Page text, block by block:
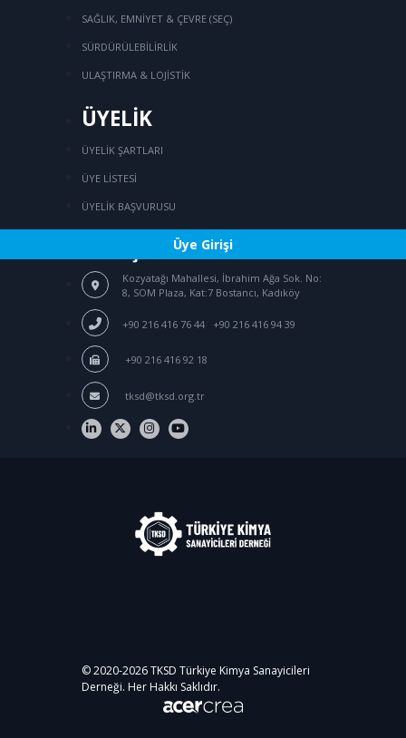
Üye Girişi
SAĞLIK, EMNİYET & ÇEVRE (SEÇ)
SÜRDÜRÜLEBİLİRLİK
ULAŞTIRMA & LOJİSTİK
ÜYELİK
ÜYELİK ŞARTLARI
ÜYE LİSTESİ
ÜYELİK BAŞVURUSU
Kozyatağı Mahallesi, İbrahim Ağa Sok. No:
8, SOM Plaza, Kat:7 Bostancı, Kadıköy
+90 216 416 76 44/ +90 216 416 94 39
+90 216 416 92 18
tksd@tksd.org.tr
© 2020-2026TKSD Türkiye Kimya Sanayicileri
Derneği. Her Hakkı Saklıdır.